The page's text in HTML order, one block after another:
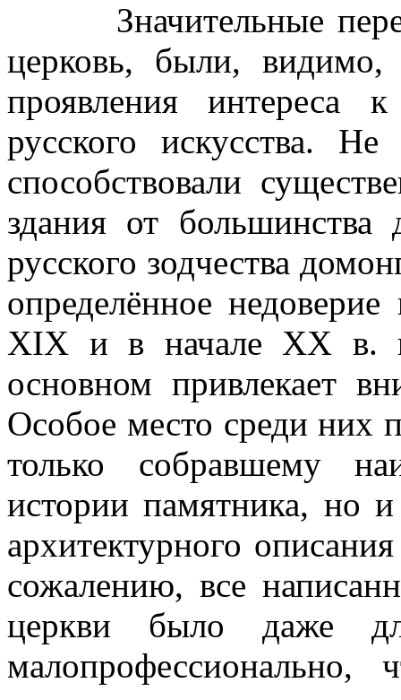
Значительные
церковь, были, видимо,
проявления интереса
русского искусства.
способствовали
здания от
русского зодчества
определённое
XIX и в начале XX в.
основном привлекает
Особое место среди них
только собравшему
истории памятника, но
архитектурного
сожалению, все
церкви было даже
малопрофессионально,